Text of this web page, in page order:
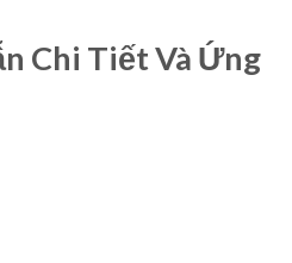
Chi Tiết Và Ứng